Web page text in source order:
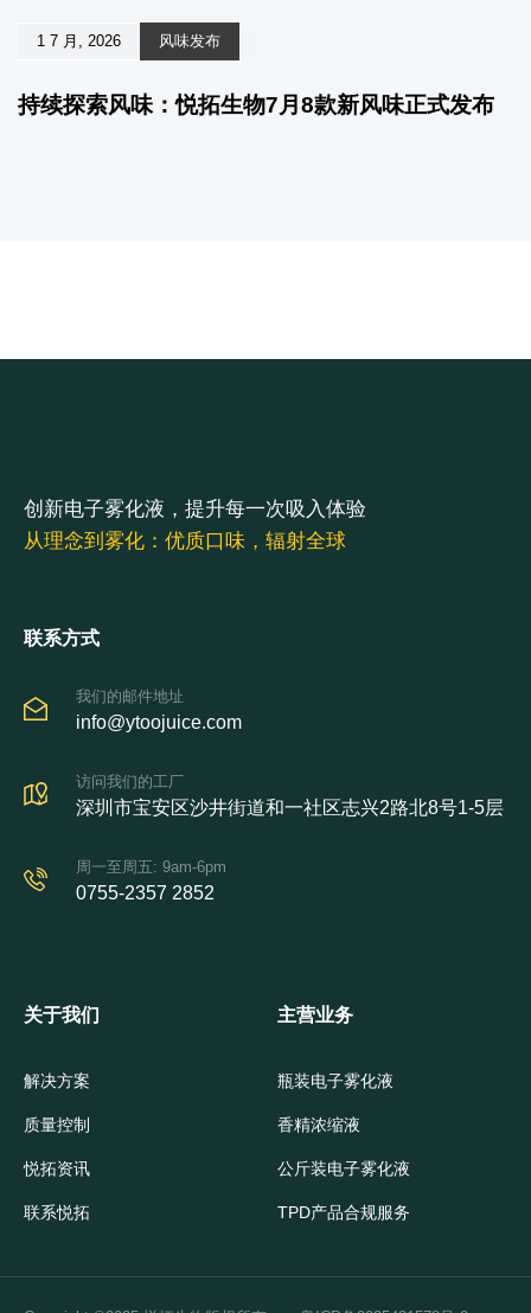
1 7 月, 2026 风味发布
持续探索风味：悦拓生物7月8款新风味正式发布
创新电子雾化液，提升每一次吸入体验
从理念到雾化：优质口味，辐射全球
联系方式
我们的邮件地址
info@ytoojuice.com
访问我们的工厂
深圳市宝安区沙井街道和一社区志兴2路北8号1-5层
周一至周五: 9am-6pm
0755-2357 2852
关于我们
解决方案
质量控制
悦拓资讯
联系悦拓
主营业务
瓶装电子雾化液
香精浓缩液
公斤装电子雾化液
TPD产品合规服务